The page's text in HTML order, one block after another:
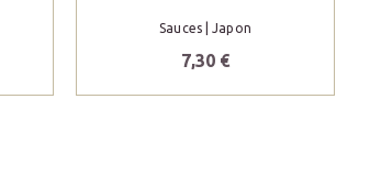
Sauces| Japon
7,30 €